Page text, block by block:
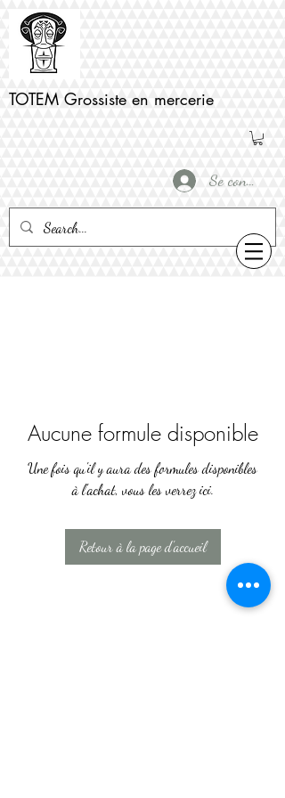
TOTEM Grossiste en mercerie
Se connecter
Aucune formule disponible
Une fois qu'il y aura des formules disponibles
à l'achat, vous les verrez ici.
Retour à la page d'accueil